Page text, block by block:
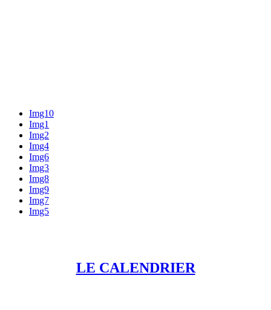
Img10
Img1
Img2
Img4
Img6
Img3
Img8
Img9
Img7
Img5
LE CALENDRIER